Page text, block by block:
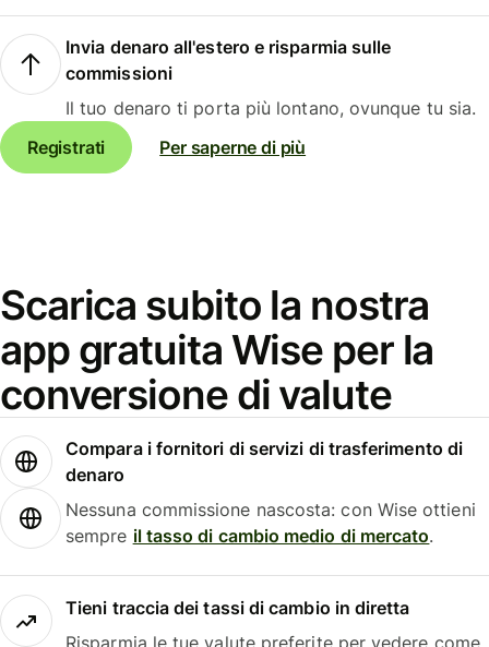
Invia denaro all'estero e risparmia sulle
commissioni
Il tuo denaro ti porta più lontano, ovunque tu sia.
Registrati
Per saperne di più
Scarica subito la nostra
app gratuita Wise per la
conversione di valute
Compara i fornitori di servizi di trasferimento di
denaro
Nessuna commissione nascosta: con Wise ottieni
sempre il tasso di cambio medio di mercato.
Tieni traccia dei tassi di cambio in diretta
Risparmia le tue valute preferite per vedere come